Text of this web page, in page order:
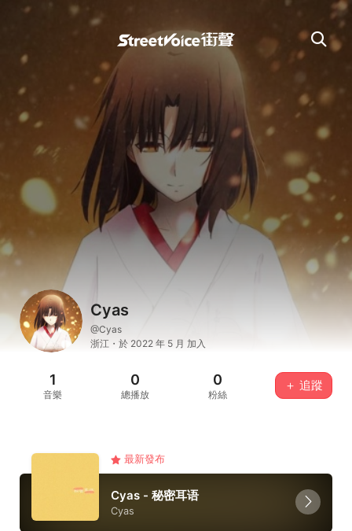
Cyas
@Cyas
浙江・於 2022 年 5 月 加入
1
音樂
0
總播放
0
粉絲
＋ 追蹤
最新發布
Cyas - 秘密耳语
Cyas